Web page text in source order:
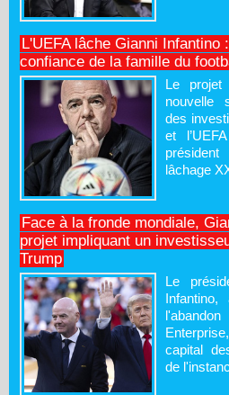
L'UEFA lâche Gianni Infantino
confiance de la famille du
Le
nouvelle
des
et
lâchage
Face à la fronde mondiale,
projet impliquant un
Trump
Le
Infantino,
capital
de